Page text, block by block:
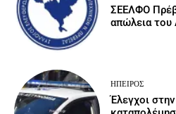
ΣΕΕΛΦΟ
απώλεια του
ΉΠΕΙΡΟΣ
Έλεγχοι